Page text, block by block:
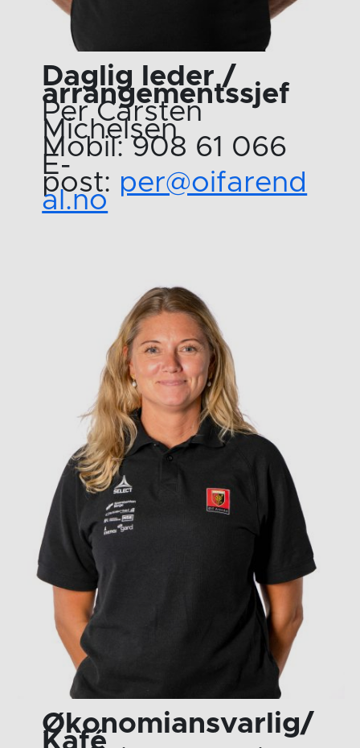
Daglig leder /
arrangementssjef
Per Carsten
Michelsen
Mobil: 908 61 066
E-
post: per@oifarend
al.no
Økonomiansvarlig/
Kafé